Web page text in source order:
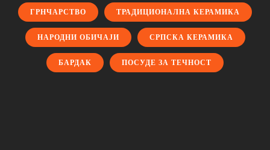
ГРНЧАРСТВО ТРАДИЦИОНАЛНА КЕРАМИКА
НАРОДНИ ОБИЧАЈИ СРПСКА КЕРАМИКА
БАРДАК ПОСУДЕ ЗА ТЕЧНОСТ